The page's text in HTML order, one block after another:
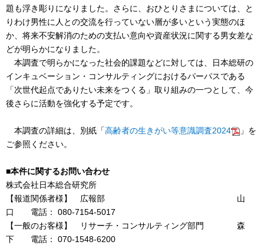
題も浮き彫りになりました。さらに、おひとりさまについては、と
りわけ男性に人との交流を行っていない層が多いという実態のほ
か、将来不安解消のための支払い意向や資産状況に関する男女差な
どが明らかになりました。
本調査で明らかになった社会的課題などに対しては、日本総研の
インキュベーション・コンサルティングにおけるパーパスである
「次世代起点でありたい未来をつくる」取り組みの一つとして、今
後さらに活動を強化する予定です。
本調査の詳細は、別紙「高齢者の生きがい等意識調査2024
」を
ご参照ください。
■本件に関するお問い合わせ
株式会社日本総合研究所
【報道関係者様】 広報部 山
口 電話： 080-7154-5017
【一般のお客様】 リサーチ・コンサルティング部門 森
下 電話： 070-1548-6200